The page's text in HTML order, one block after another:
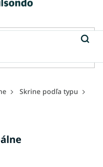
Skrine podľa typu